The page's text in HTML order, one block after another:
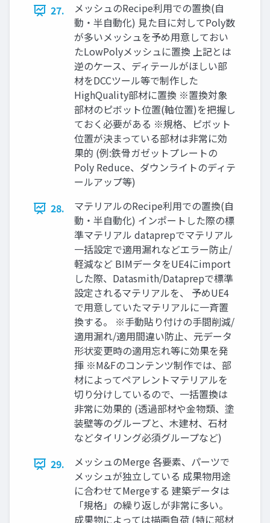
27.
メッシュのRecipe利用での置換(自
動・半自動化) 見た目に対してPoly数
が多いメッシュを予め用意しておい
たLowPolyメッシュに置換 上記とは
逆のケース、ディテールがほしい部
材をDCCツール等で制作した
HighQuality部材に置換 ※置換対象
部材のピボット位置(軸位置)を把握し
ておく必要がある ※規格、ピボット
位置が決まっている部材は非常に効
果的 (例:鉄骨ガゼットプレートの
Poly Reduce、ダウンライトのディテ
ールアップ等)
28.
マテリアルのRecipe利用での置換(自
動・半自動化) インポートした際の標
準マテリアル dataprepでマテリアル
一括設定で適用漏れなどエラー防止/
軽減など BIMデータをUE4にimport
した際、Datasmith/Dataprepで標準
設定されるマテリアルを、 予めUE4
で用意していたマテリアルに一斉置
換する。 ※手動貼り付けの手間削減/
適用漏れ/適用間違い防止、元データ
形状変更時の適用忘れ等に効果を発
揮 ※M&Fのコンテンツ制作では、部
材によってペアレントマテリアルを
切り分けしているので、一括置換は
非常に効果的 (透過部材や金物類、塗
装壁等のグループと、木建材、石材
などタイリング必須グループなど)
29.
メッシュのMerge 各要素、パーツで
メッシュが独立している 成果物用途
に合わせてMergeする 建築データは
「規格」の繰り返しが非常に多い。
成果物によっては描画負荷 (特に部材